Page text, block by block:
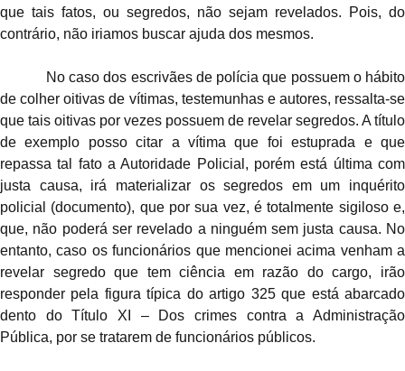
que tais fatos, ou segredos, não sejam revelados. Pois, do
contrário, não iriamos buscar ajuda dos mesmos.
No caso dos escrivães de polícia que possuem o hábito
de colher oitivas de vítimas, testemunhas e autores, ressalta-se
que tais oitivas por vezes possuem de revelar segredos. A título
de exemplo posso citar a vítima que foi estuprada e que
repassa tal fato a Autoridade Policial, porém está última com
justa causa, irá materializar os segredos em um inquérito
policial (documento), que por sua vez, é totalmente sigiloso e,
que, não poderá ser revelado a ninguém sem justa causa. No
entanto, caso os funcionários que mencionei acima venham a
revelar segredo que tem ciência em razão do cargo, irão
responder pela figura típica do artigo 325 que está abarcado
dento do Título XI – Dos crimes contra a Administração
Pública, por se tratarem de funcionários públicos.